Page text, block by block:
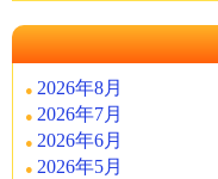
2026年8月
2026年7月
2026年6月
2026年5月